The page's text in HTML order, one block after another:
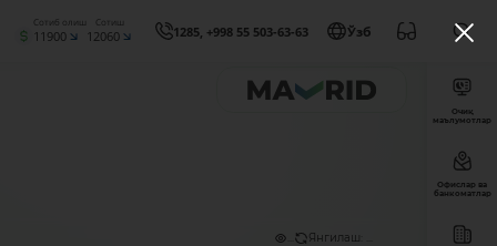
Сотиб олиш
11900
Сотиш
12060 1285, +998 55 503-63-63 Ўзб
Янгилаш: ...
Очиқ
маълумотлар
Офислар ва
банкоматлар